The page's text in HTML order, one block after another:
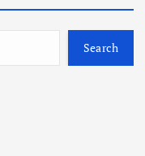
Search